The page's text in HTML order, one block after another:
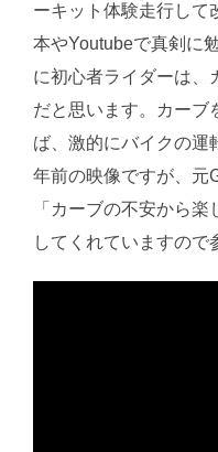
ーキット体験走行して
本やYoutubeで真剣に
に初心者ライダーは、
だと思います。カーブ
ば、激的にバイクの運
年前の映像ですが、元
「カーブの不安から
してくれていますので